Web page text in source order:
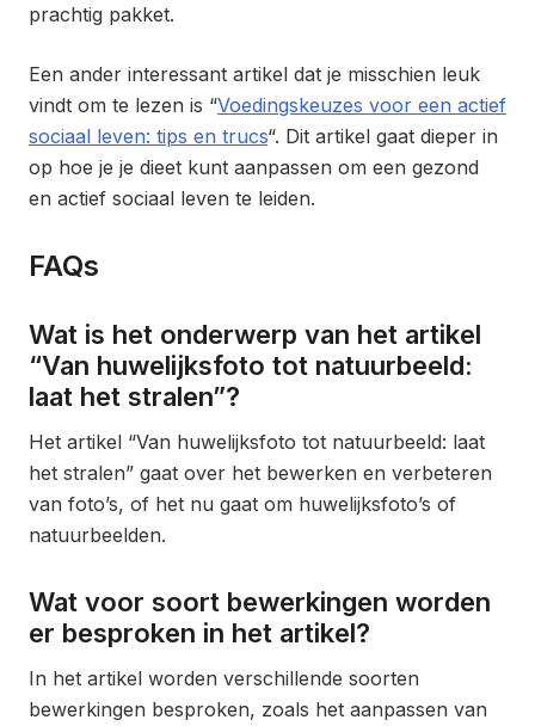
prachtig pakket.
Een ander interessant artikel dat je misschien leuk
vindt om te lezen is “Voedingskeuzes voor een actief
sociaal leven: tips en trucs“. Dit artikel gaat dieper in
op hoe je je dieet kunt aanpassen om een gezond
en actief sociaal leven te leiden.
FAQs
Wat is het onderwerp van het artikel
“Van huwelijksfoto tot natuurbeeld:
laat het stralen”?
Het artikel “Van huwelijksfoto tot natuurbeeld: laat
het stralen” gaat over het bewerken en verbeteren
van foto’s, of het nu gaat om huwelijksfoto’s of
natuurbeelden.
Wat voor soort bewerkingen worden
er besproken in het artikel?
In het artikel worden verschillende soorten
bewerkingen besproken, zoals het aanpassen van